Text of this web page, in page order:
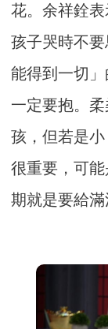
花。余祥銓
孩子哭時不
能得到一切
一定要抱。
孩，但若是
很重要，可
期就是要給滿